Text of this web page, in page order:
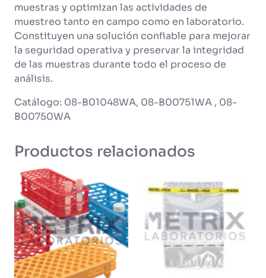
muestras y optimizan las actividades de
muestreo tanto en campo como en laboratorio.
Constituyen una solución confiable para mejorar
la seguridad operativa y preservar la integridad
de las muestras durante todo el proceso de
análisis.
Catálogo: 08-B01048WA, 08-B00751WA , 08-
B00750WA
Productos relacionados